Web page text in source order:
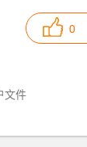
0
文件